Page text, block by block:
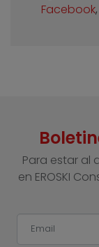
Facebook,
Para estar al
en EROSKI